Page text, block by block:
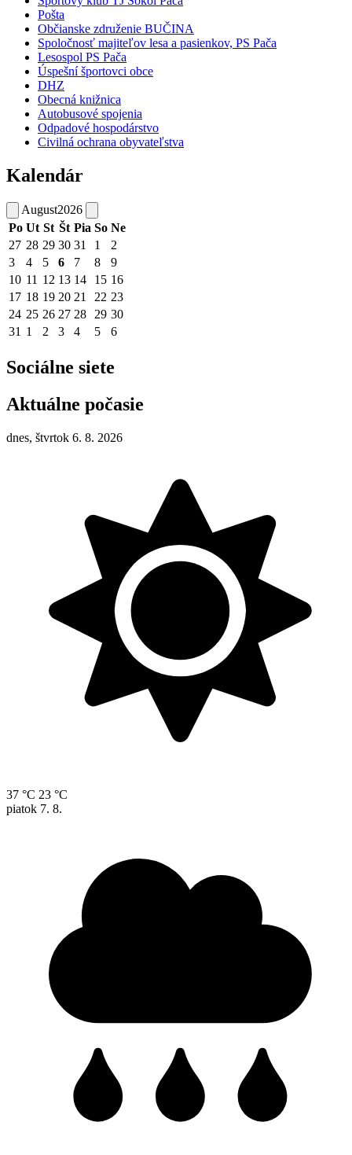
Pošta
Občianske združenie BUČINA
Spoločnosť majiteľov lesa a pasienkov, PS Pača
Lesospol PS Pača
Úspešní športovci obce
DHZ
Obecná knižnica
Autobusové spojenia
Odpadové hospodárstvo
Civilná ochrana obyvateľstva
Kalendár
August2026
Po Ut St Št Pia So Ne
27 28 29 30 31 1
2
3
4 5 6 7 8
9
10 11 12 13 14 15 16
17 18 19 20 21 22 23
24 25 26 27 28 29 30
31 1 2 3 4 5 6
Sociálne siete
Aktuálne počasie
dnes, štvrtok 6. 8. 2026
37 °C 23 °C
piatok 7. 8.